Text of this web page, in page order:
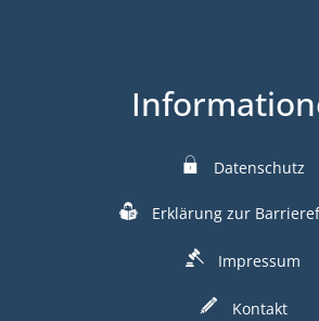
Datenschutz
Erklärung zur
Impressum
Kontakt